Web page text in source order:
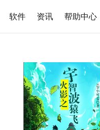
软件 资讯 帮助中心